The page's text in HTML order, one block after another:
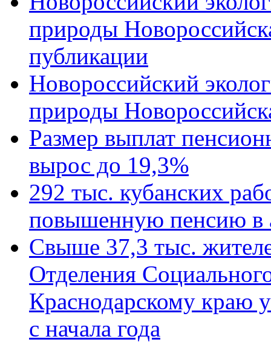
природы
публикации
Новороссийский
природы
Размер выплат
вырос до 19,3%
292 тыс. кубанских
повышенную пенсию в
Свыше 37,3 тыс.
Отделения
Краснодарскому краю
с начала года